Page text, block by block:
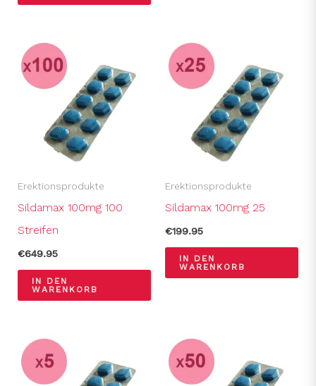
Erektionsprodukte
Sildamax 100mg 100
Streifen
€649.95
IN DEN
WARENKORB
Erektionsprodukte
Sildamax 100mg 25
€199.95
IN DEN
WARENKORB